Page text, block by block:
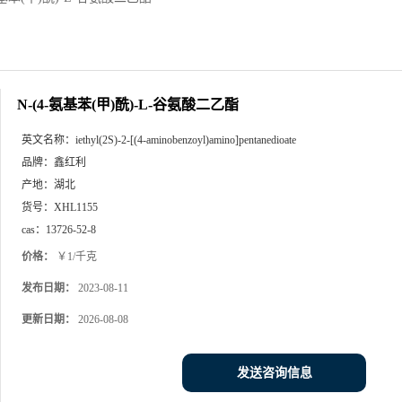
N-(4-氨基苯(甲)酰)-L-谷氨酸二乙酯
英文名称： iethyl(2S)-2-[(4-aminobenzoyl)amino]pentanedioate
品牌： 鑫红利
产地： 湖北
货号： XHL1155
cas： 13726-52-8
价格： ￥1/千克
发布日期： 2023-08-11
更新日期： 2026-08-08
发送咨询信息